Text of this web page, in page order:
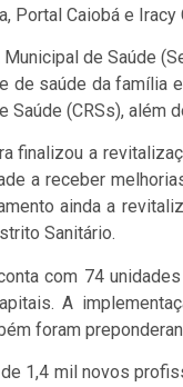
Portal Caiobá e
Municipal de Saúde
de saúde da família
Saúde (CRSs), além
finalizou a
a receber
ainda a
Sanitário.
com 74
A
foram
1,4 mil novos